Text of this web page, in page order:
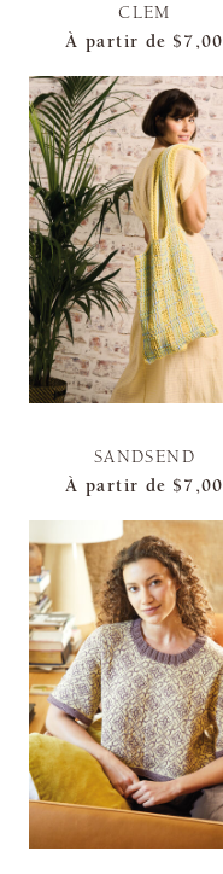
CLEM
À partir de $7,00
SANDSEND
À partir de $7,00